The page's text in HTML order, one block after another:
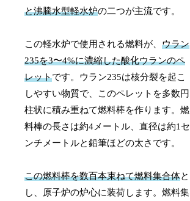
と沸騰水型軽水炉の二つが主流です。
この軽水炉で使用される燃料が、ウラン
235を3〜4%に濃縮した酸化ウランのペ
レットです。ウラン235は核分裂を起こ
しやすい物質で、このペレットを多数円
柱状に積み重ねて燃料棒を作ります。燃
料棒の長さは約4メートル、直径は約1セ
ンチメートルと鉛筆ほどの太さです。
この燃料棒を数百本束ねて燃料集合体と
し、原子炉の炉心に装荷します。燃料集